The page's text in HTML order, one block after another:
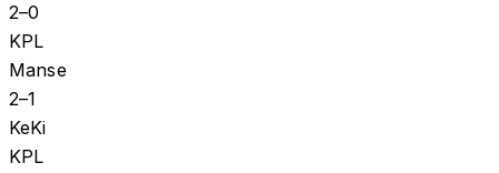
2–0
KPL
Manse
2–1
KeKi
KPL